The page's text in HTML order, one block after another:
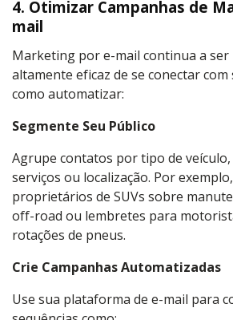
4. Otimizar Campanhas de
mail
Marketing por e-mail continua a ser
altamente eficaz de se conectar com
como automatizar:
Segmente Seu Público
Agrupe contatos por tipo de
serviços ou localização. Por
proprietários de SUVs sobre
off-road ou lembretes para
rotações de pneus.
Crie Campanhas Automatizadas
Use sua plataforma de e-mail para